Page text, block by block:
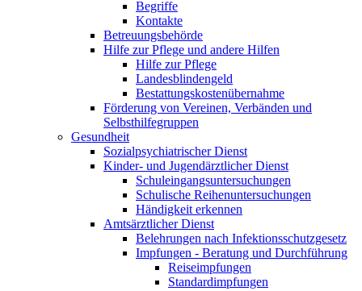
Begriffe
Kontakte
Betreuungsbehörde
Hilfe zur Pflege und andere Hilfen
Hilfe zur Pflege
Landesblindengeld
Bestattungskosten­übernahme
Förderung von Vereinen, Verbänden und
Selbsthilfegruppen
Gesundheit
Sozialpsychiatrischer Dienst
Kinder- und Jugendärztlicher Dienst
Schuleingangsuntersuchungen
Schulische Reihenuntersuchungen
Händigkeit erkennen
Amtsärztlicher Dienst
Belehrungen nach Infektionsschutzgesetz
Impfungen - Beratung und Durchführung
Reiseimpfungen
Standardimpfungen